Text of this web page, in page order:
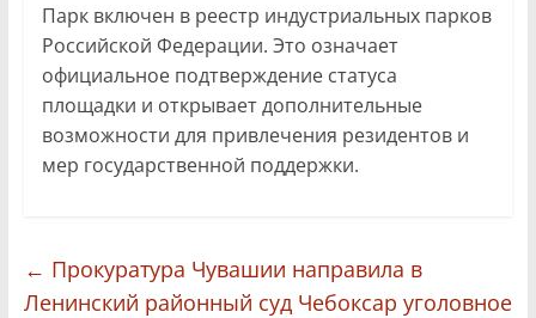
Парк включен в реестр индустриальных парков
Российской Федерации. Это означает
официальное подтверждение статуса
площадки и открывает дополнительные
возможности для привлечения резидентов и
мер государственной поддержки.
← Прокуратура Чувашии направила в
Ленинский районный суд Чебоксар уголовное